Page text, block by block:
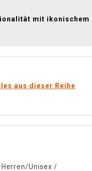
mit ikonischem
aus dieser Reihe
Herren/Unisex /